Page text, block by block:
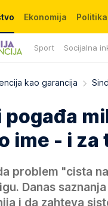
Sport Socijalna
Ekonomija
kao garancija
pogađa
ime - i
problem "cista
Danas
i da zahteva